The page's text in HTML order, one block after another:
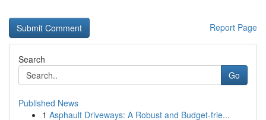
Report Page
Search
Go
Published News
1 Asphault Driveways: A Robust and Budget-frie...